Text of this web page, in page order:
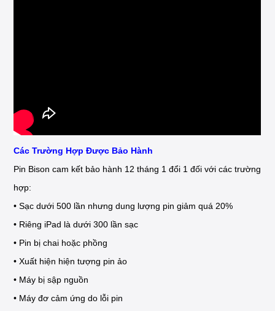
Các Trường Hợp Được Bảo Hành
Pin Bison cam kết bảo hành 12 tháng 1 đổi 1 đối với các trường
hợp:
• Sạc dưới 500 lần nhưng dung lượng pin giảm quá 20%
• Riêng iPad là dưới 300 lần sạc
• Pin bị chai hoặc phồng
• Xuất hiện hiện tượng pin ảo
• Máy bị sập nguồn
• Máy đơ cảm ứng do lỗi pin